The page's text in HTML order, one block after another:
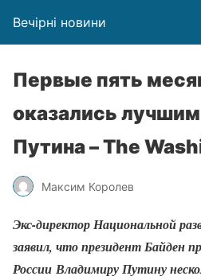
Вечірні новини
Первые пять
оказались
Путина – The
Максим Королев
Экс-директор Национальной
заявил, что президент Байден
России Владимиру Путину